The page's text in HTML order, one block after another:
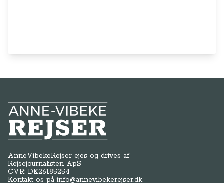
Anne-Vibeke Rejser
AnneVibekeRejser ejes og drives af
Rejsejournalisten ApS
CVR: DK26185254
Kontakt os påinfo@annevibekerejser.dk